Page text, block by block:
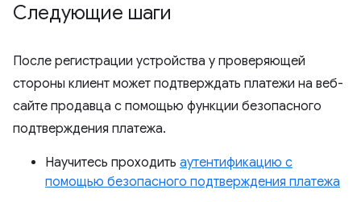
Следующие шаги
После регистрации устройства у проверяющей
стороны клиент может подтверждать платежи на веб-
сайте продавца с помощью функции безопасного
подтверждения платежа.
Научитесь проходить аутентификацию с
помощью безопасного подтверждения платежа